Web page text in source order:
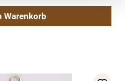
Warenkorb